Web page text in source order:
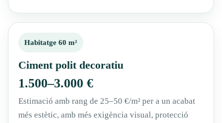
Habitatge 60 m²
Ciment polit decoratiu
1.500–3.000 €
Estimació amb rang de 25–50 €/m² per a un acabat
més estètic, amb més exigència visual, protecció